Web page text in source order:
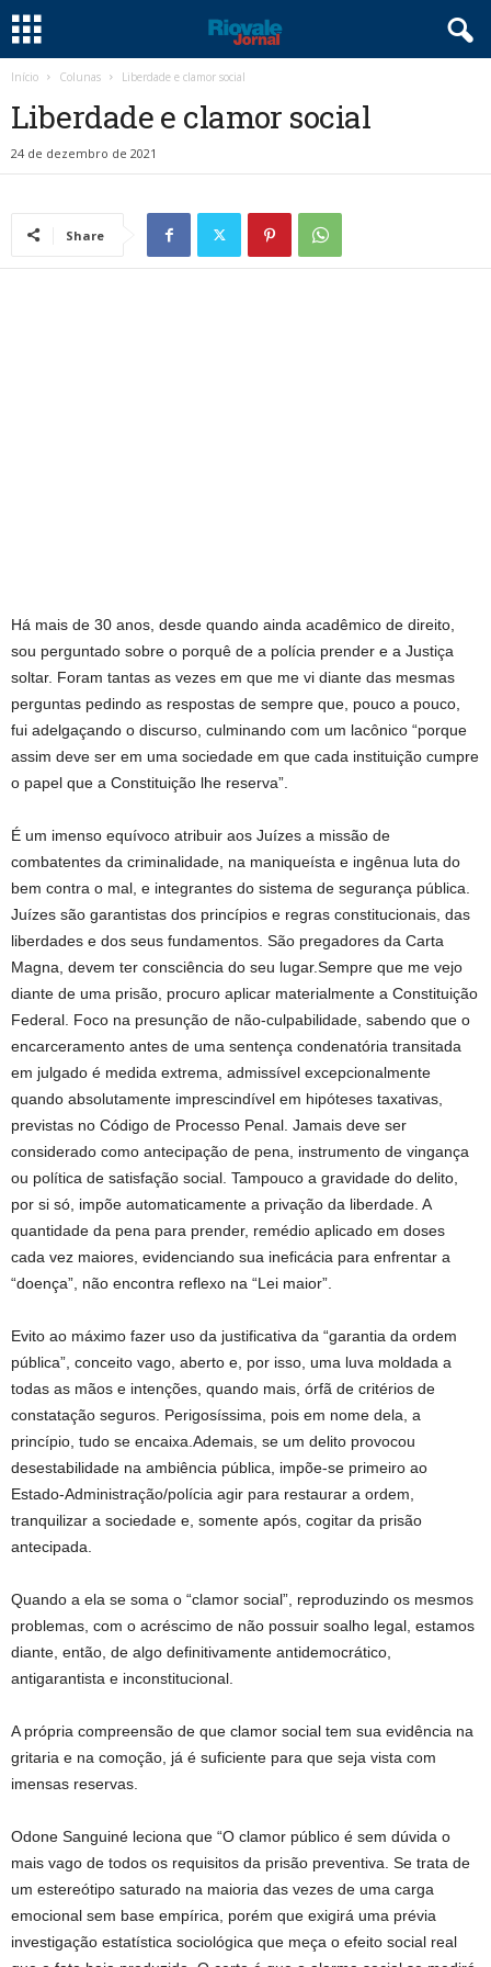
Início Colunas Liberdade e clamor social
Liberdade e clamor social
24 de dezembro de 2021
Share
Há mais de 30 anos, desde quando ainda acadêmico de direito,
sou perguntado sobre o porquê de a polícia prender e a Justiça
soltar. Foram tantas as vezes em que me vi diante das mesmas
perguntas pedindo as respostas de sempre que, pouco a pouco,
fui adelgaçando o discurso, culminando com um lacônico “porque
assim deve ser em uma sociedade em que cada instituição cumpre
o papel que a Constituição lhe reserva”.
É um imenso equívoco atribuir aos Juízes a missão de
combatentes da criminalidade, na maniqueísta e ingênua luta do
bem contra o mal, e integrantes do sistema de segurança pública.
Juízes são garantistas dos princípios e regras constitucionais, das
liberdades e dos seus fundamentos. São pregadores da Carta
Magna, devem ter consciência do seu lugar.Sempre que me vejo
diante de uma prisão, procuro aplicar materialmente a Constituição
Federal. Foco na presunção de não-culpabilidade, sabendo que o
encarceramento antes de uma sentença condenatória transitada
em julgado é medida extrema, admissível excepcionalmente
quando absolutamente imprescindível em hipóteses taxativas,
previstas no Código de Processo Penal. Jamais deve ser
considerado como antecipação de pena, instrumento de vingança
ou política de satisfação social. Tampouco a gravidade do delito,
por si só, impõe automaticamente a privação da liberdade. A
quantidade da pena para prender, remédio aplicado em doses
cada vez maiores, evidenciando sua ineficácia para enfrentar a
“doença”, não encontra reflexo na “Lei maior”.
Evito ao máximo fazer uso da justificativa da “garantia da ordem
pública”, conceito vago, aberto e, por isso, uma luva moldada a
todas as mãos e intenções, quando mais, órfã de critérios de
constatação seguros. Perigosíssima, pois em nome dela, a
princípio, tudo se encaixa.Ademais, se um delito provocou
desestabilidade na ambiência pública, impõe-se primeiro ao
Estado-Administração/polícia agir para restaurar a ordem,
tranquilizar a sociedade e, somente após, cogitar da prisão
antecipada.
Quando a ela se soma o “clamor social”, reproduzindo os mesmos
problemas, com o acréscimo de não possuir soalho legal, estamos
diante, então, de algo definitivamente antidemocrático,
antigarantista e inconstitucional.
A própria compreensão de que clamor social tem sua evidência na
gritaria e na comoção, já é suficiente para que seja vista com
imensas reservas.
Odone Sanguiné leciona que “O clamor público é sem dúvida o
mais vago de todos os requisitos da prisão preventiva. Se trata de
um estereótipo saturado na maioria das vezes de uma carga
emocional sem base empírica, porém que exigirá uma prévia
investigação estatística sociológica que meça o efeito social real